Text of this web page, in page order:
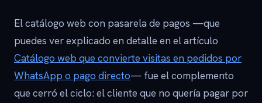
El catálogo web con pasarela de pagos —que
puedes ver explicado en detalle en el artículo
Catálogo web que convierte visitas en pedidos por
WhatsApp o pago directo— fue el complemento
que cerró el ciclo: el cliente que no quería pagar por